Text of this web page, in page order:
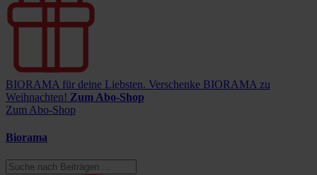
BIORAMA für deine Liebsten. Verschenke BIORAMA zu
Weihnachten! Zum Abo-Shop
Zum Abo-Shop
Biorama